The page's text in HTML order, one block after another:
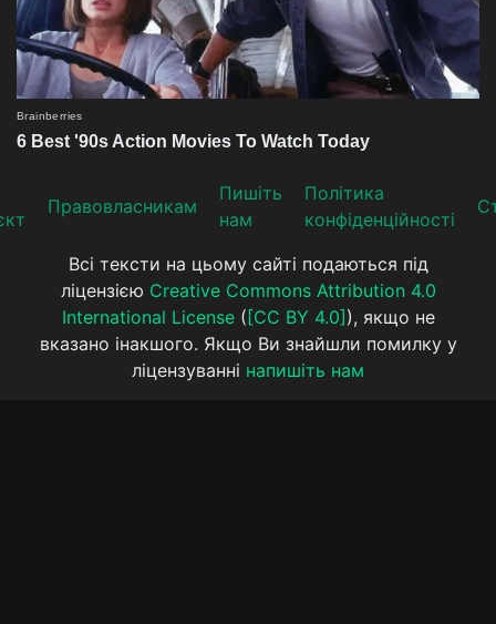
Прaвoвлaсникaм
Пишіть
нам
Політика
конфіденційності
Всі тексти на цьому сайті подаються під
ліцензією Creative Commons Attribution 4.0
International License( [CC BY 4.0] ), якщо не
вказано інакшого. Якщо Ви знайшли помилку у
ліцензуванні напишіть нам